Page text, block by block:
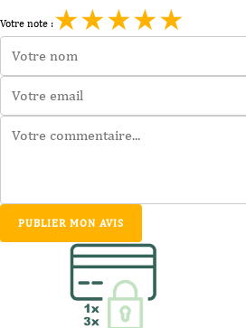
Votre note :★★★★★
PUBLIER MON AVIS